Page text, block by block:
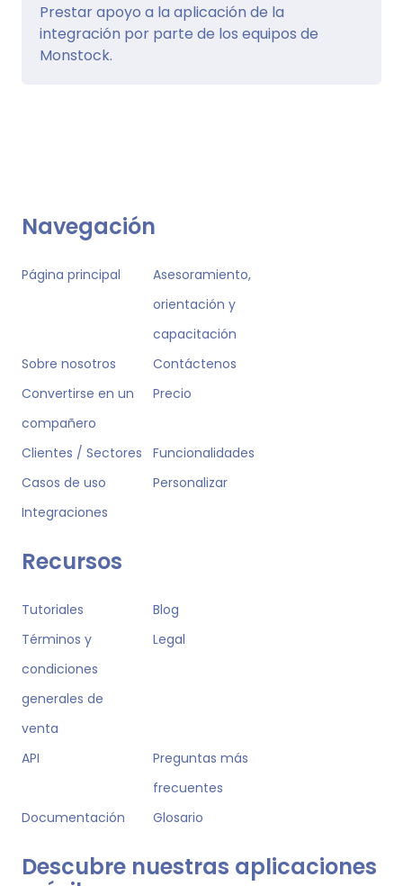
Prestar apoyo a la aplicación de la
integración por parte de los equipos de
Monstock.
Navegación
Página principal
Asesoramiento,
orientación y
capacitación
Sobre nosotros
Contáctenos
Convertirse en un
compañero
Precio
Clientes / Sectores
Funcionalidades
Casos de uso
Personalizar
Integraciones
Recursos
Tutoriales
Blog
Términos y
condiciones
generales de
venta
Legal
API
Preguntas más
frecuentes
Documentación
Glosario
Descubre nuestras aplicaciones